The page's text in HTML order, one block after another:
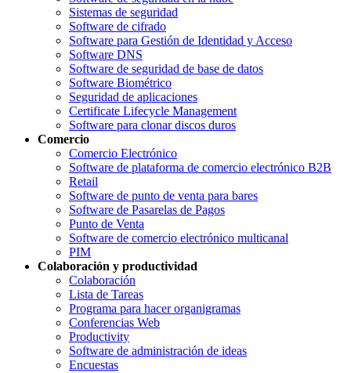
Sistemas de seguridad
Software de cifrado
Software para Gestión de Identidad y Acceso
Software DNS
Software de seguridad de base de datos
Software Biométrico
Seguridad de aplicaciones
Certificate Lifecycle Management
Software para clonar discos duros
Comercio
Comercio Electrónico
Software de plataforma de comercio electrónico B2B
Retail
Software de punto de venta para bares
Software de Pasarelas de Pagos
Punto de Venta
Software de comercio electrónico multicanal
PIM
Colaboración y productividad
Colaboración
Lista de Tareas
Programa para hacer organigramas
Conferencias Web
Productivity
Software de administración de ideas
Encuestas